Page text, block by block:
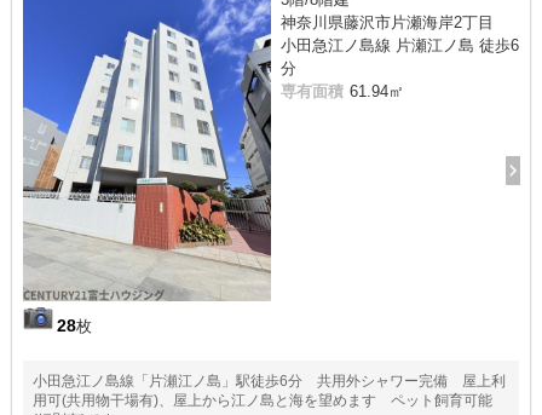
28枚
神奈川県藤沢市片瀬海岸2丁目
小田急江ノ島線 片瀬江ノ島 徒歩6
分
専有面積 61.94㎡
小田急江ノ島線「片瀬江ノ島」駅徒歩6分 共用外シャワー完備 屋上利
用可(共用物干場有)、屋上から江ノ島と海を望めます ペット飼育可能